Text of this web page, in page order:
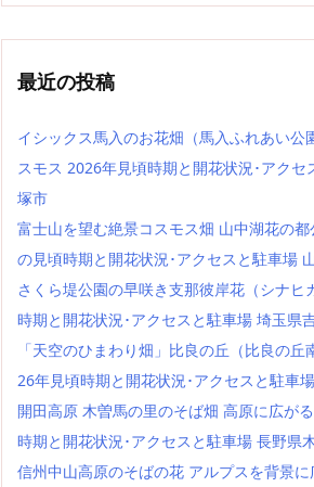
最近の投稿
イシックス馬入のお花畑（馬入ふれあい公
スモス 2026年見頃時期と開花状況･アク
塚市
富士山を望む絶景コスモス畑 山中湖花の
の見頃時期と開花状況･アクセスと駐車場
さくら堤公園の早咲き支那彼岸花（シナヒ
時期と開花状況･アクセスと駐車場 埼玉県
「天空のひまわり畑」比良の丘（比良の
26年見頃時期と開花状況･アクセスと駐車
開田高原 木曽馬の里のそば畑 高原に広が
時期と開花状況･アクセスと駐車場 長野県
信州中山高原のそばの花 アルプスを背景